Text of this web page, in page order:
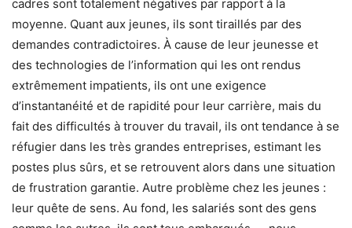
cadres sont totalement négatives par rapport à la
moyenne. Quant aux jeunes, ils sont tiraillés par des
demandes contradictoires. À cause de leur jeunesse et
des technologies de l’information qui les ont rendus
extrêmement impatients, ils ont une exigence
d’instantanéité et de rapidité pour leur carrière, mais du
fait des difficultés à trouver du travail, ils ont tendance à se
réfugier dans les très grandes entreprises, estimant les
postes plus sûrs, et se retrouvent alors dans une situation
de frustration garantie. Autre problème chez les jeunes :
leur quête de sens. Au fond, les salariés sont des gens